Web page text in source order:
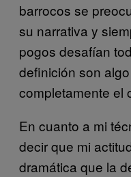
barrocos se
su narrativa y
pogos desafían
definición son
completamente el
En cuanto a mi
decir que mi
dramática que la